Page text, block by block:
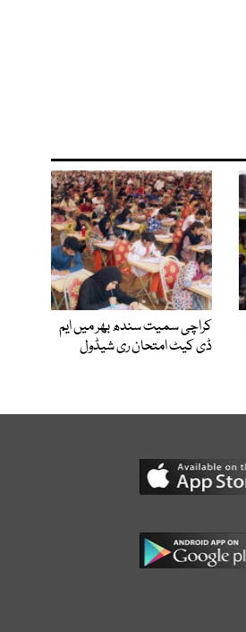
کراچی سمیت سندھ بھر میں ایم
ڈی کیٹ امتحان ری شیڈول